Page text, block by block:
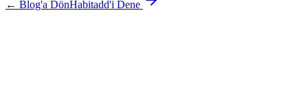
← Blog'a DönHabitadd'i Dene